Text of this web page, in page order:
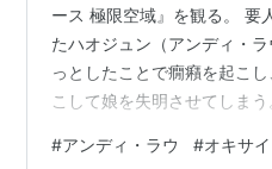
ース 極限空域』を観る。 要
たハオジュン（アンディ・
っとしたことで癇癪を起こ
こして娘を失明させてしま
て働く彼は、偶然にも別れた
#アンディ・ラウ #オキサ